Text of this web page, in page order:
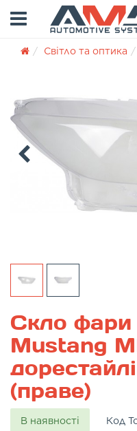
Світло та оптика
Скло фари
Mustang
(праве)
В наявності Код